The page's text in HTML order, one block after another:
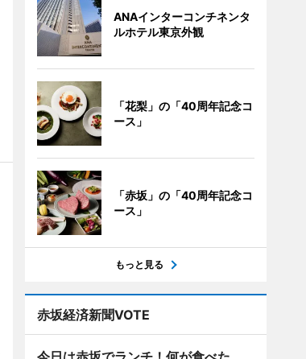
ANAインターコンチネンタ
ルホテル東京外観
「花梨」の「40周年記念コ
ース」
「赤坂」の「40周年記念コ
ース」
もっと見る
赤坂経済新聞VOTE